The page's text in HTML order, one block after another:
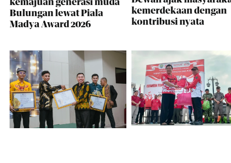
Bulungan lewat Piala
Madya Award 2026
kemerdekaan dengan
kontribusi nyata